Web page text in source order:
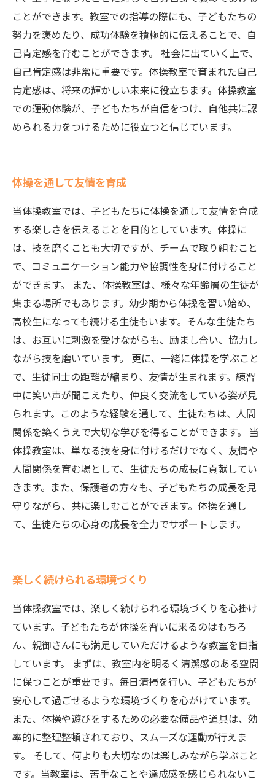
ことができます。教室での指導の際にも、子どもたちの
努力を褒めたり、成功体験を積極的に伝えることで、自
己肯定感を育むことができます。 社会に出ていく上で、
自己肯定感は非常に重要です。体操教室で育まれた自己
肯定感は、将来の輝かしい未来に役立ちます。体操教室
での運動体験が、子どもたちが自信をつけ、自他共に認
められる力をつけるために役立つと信じています。
体操を通して友情を育成
当体操教室では、子どもたちに体操を通して友情を育成
する楽しさを伝えることを目的としています。体操に
は、技を磨くことも大切ですが、チームで取り組むこと
で、コミュニケーション能力や協調性を身に付けること
ができます。 また、体操教室は、様々な年齢層の生徒が
集まる場所でもあります。幼少期から体操を習い始め、
高校生になっても続ける生徒もいます。そんな生徒たち
は、お互いに刺激を受けながらも、励まし合い、協力し
ながら技を磨いています。 更に、一緒に体操を学ぶこと
で、生徒同士の距離が縮まり、友情が生まれます。練習
中に笑い声が聞こえたり、仲良く交流をしている姿が見
られます。このような経験を通して、生徒たちは、人間
関係を築くうえで大切な学びを得ることができます。 当
体操教室は、単なる技を身に付けるだけでなく、友情や
人間関係を育む場として、生徒たちの成長に貢献してい
きます。また、保護者の方々も、子どもたちの成長を見
守りながら、共に楽しむことができます。体操を通し
て、生徒たちの心身の成長を全力でサポートします。
楽しく続けられる環境づくり
当体操教室では、楽しく続けられる環境づくりを心掛け
ています。子どもたちが体操を習いに来るのはもちろ
ん、親御さんにも満足していただけるような教室を目指
しています。 まずは、教室内を明るく清潔感のある空間
に保つことが重要です。毎日清掃を行い、子どもたちが
安心して過ごせるような環境づくりを心がけています。
また、体操や遊びをするための必要な備品や道具は、効
率的に整理整頓されており、スムーズな運動が行えま
す。 そして、何よりも大切なのは楽しみながら学ぶこと
です。当教室は、苦手なことや達成感を感じられないこ